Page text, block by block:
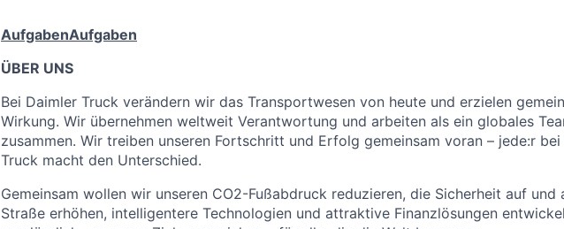
AufgabenAufgaben
ÜBER UNS
Bei Daimler Truck verändern wir das Transportwesen von heute und erzielen
Wirkung. Wir übernehmen weltweit Verantwortung und arbeiten als ein globales
zusammen. Wir treiben unseren Fortschritt und Erfolg gemeinsam voran – jede:r
Truck macht den Unterschied.
Gemeinsam wollen wir unseren CO2-Fußabdruck reduzieren, die Sicherheit auf und
Straße erhöhen, intelligentere Technologien und attraktive Finanzlösungen